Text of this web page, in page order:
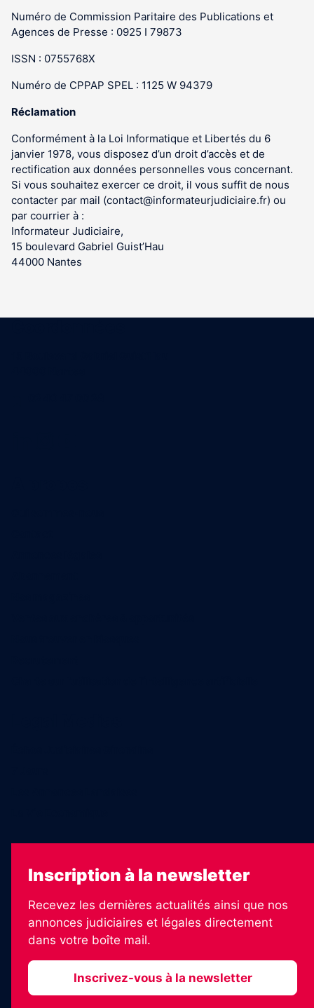
Numéro de Commission Paritaire des Publications et
Agences de Presse : 0925 I 79873
ISSN : 0755768X
Numéro de CPPAP SPEL : 1125 W 94379
Réclamation
Conformément à la Loi Informatique et Libertés du 6
janvier 1978, vous disposez d’un droit d’accès et de
rectification aux données personnelles vous concernant.
Si vous souhaitez exercer ce droit, il vous suffit de nous
contacter par mail (contact@informateurjudiciaire.fr) ou
par courrier à :
Informateur Judiciaire,
15 boulevard Gabriel Guist’Hau
44000 Nantes
Inscription à la newsletter
Recevez les dernières actualités ainsi que nos
annonces judiciaires et légales directement
dans votre boîte mail.
Inscrivez-vous à la newsletter